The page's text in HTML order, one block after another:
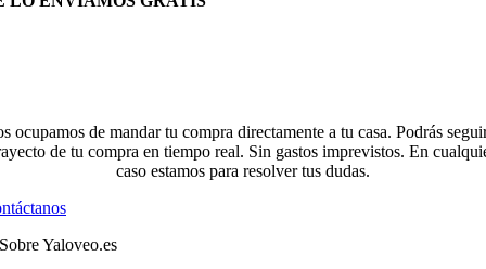
ocupamos de mandar tu compra directamente a tu casa. Podrás
de tu compra en tiempo real. Sin gastos imprevistos. En
caso estamos para resolver tus dudas.
Sobre Yaloveo.es